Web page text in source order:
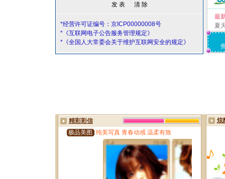
*经营许可证编号：京ICP00000008号
*《互联网电子公告服务管理规定》
*《全国人大常委会关于维护互联网安全的规定》
最
夏